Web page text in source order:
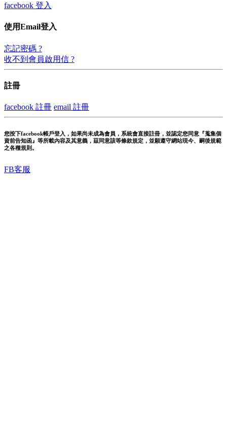
facebook 登入
使用Email登入
忘記密碼 ?
收不到會員啟用信 ?
註冊
facebook 註冊 email 註冊
您按下facebook帳戶登入，如果尚未成為會員，系統會直接註冊，並認定您同意『蒐集個
資前告知函』等所載內容及其意義，茲同意該等條款規定，並願遵守網站現今、嗣後規範
之各種規則。
FB客服